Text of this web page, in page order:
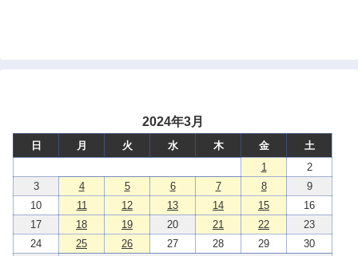
2024年3月
日 月 火 水 木 金
土
1
2
3
4 5 6 7 8
9
10
11 12 13 14 15
16
17
18 19 20 21 22
23
24
25 26 27 28 29
30